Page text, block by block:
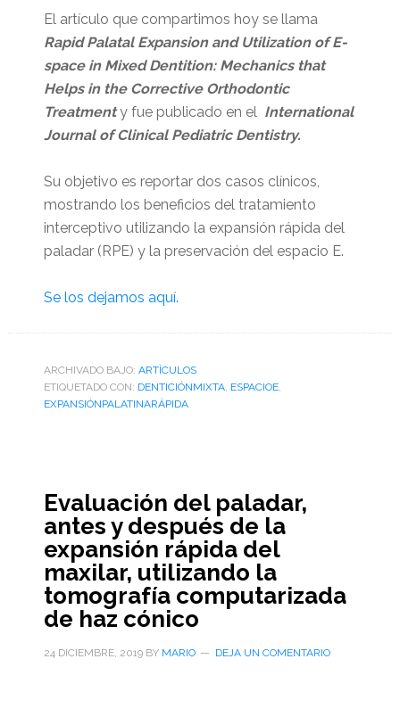
El artículo que compartimos hoy se llama
Rapid Palatal Expansion and Utilization of E-
space in Mixed Dentition: Mechanics that
Helps in the Corrective Orthodontic
Treatmenty fue publicado en el International
Journal of Clinical Pediatric Dentistry.
Su objetivo es reportar dos casos clínicos,
mostrando los beneficios del tratamiento
interceptivo utilizando la expansión rápida del
paladar (RPE) y la preservación del espacio E.
Se los dejamos aquí.
ARCHIVADO BAJO: ARTÌCULOS
ETIQUETADO CON: DENTICIÓNMIXTA, ESPACIOE,
EXPANSIÓNPALATINARÁPIDA
Evaluación del paladar,
antes y después de la
expansión rápida del
maxilar, utilizando la
tomografía computarizada
de haz cónico
24 DICIEMBRE, 2019BY MARIO DEJA UN COMENTARIO